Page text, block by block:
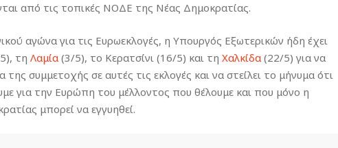
από τις τοπικές ΝΟΔΕ της Νέας Δημοκρατίας.
αγώνα για τις Ευρωεκλογές, η Υπουργός Εξωτερικών ήδη έχει
τη Λαμία(3/5), το Κερατσίνι (16/5) και τη Χαλκίδα(22/5) για να
της συμμετοχής σε αυτές τις εκλογές και να στείλει το μήνυμα ότι
για την Ευρώπη του μέλλοντος που θέλουμε και που μόνο η
μπορεί να εγγυηθεί.